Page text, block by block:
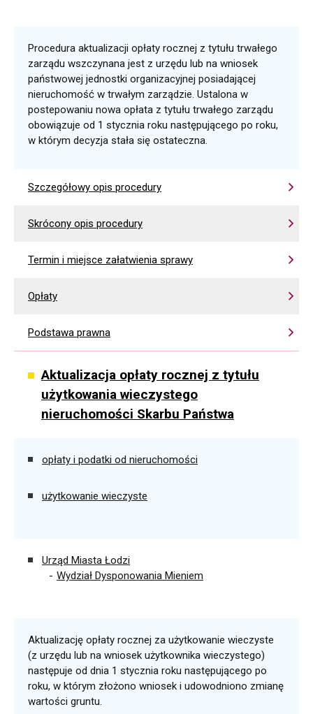
Procedura aktualizacji opłaty rocznej z tytułu trwałego
zarządu wszczynana jest z urzędu lub na wniosek
państwowej jednostki organizacyjnej posiadającej
nieruchomość w trwałym zarządzie. Ustalona w
postepowaniu nowa opłata z tytułu trwałego zarządu
obowiązuje od 1 stycznia roku następującego po roku,
w którym decyzja stała się ostateczna.
Szczegółowy opis procedury
Skrócony opis procedury
Termin i miejsce załatwienia sprawy
Opłaty
Podstawa prawna
Aktualizacja opłaty rocznej z tytułu
użytkowania wieczystego
nieruchomości Skarbu Państwa
opłaty i podatki od nieruchomości
użytkowanie wieczyste
Urząd Miasta Łodzi
Wydział Dysponowania Mieniem
Aktualizację opłaty rocznej za użytkowanie wieczyste
(z urzędu lub na wniosek użytkownika wieczystego)
następuje od dnia 1 stycznia roku następującego po
roku, w którym złożono wniosek i udowodniono zmianę
wartości gruntu.